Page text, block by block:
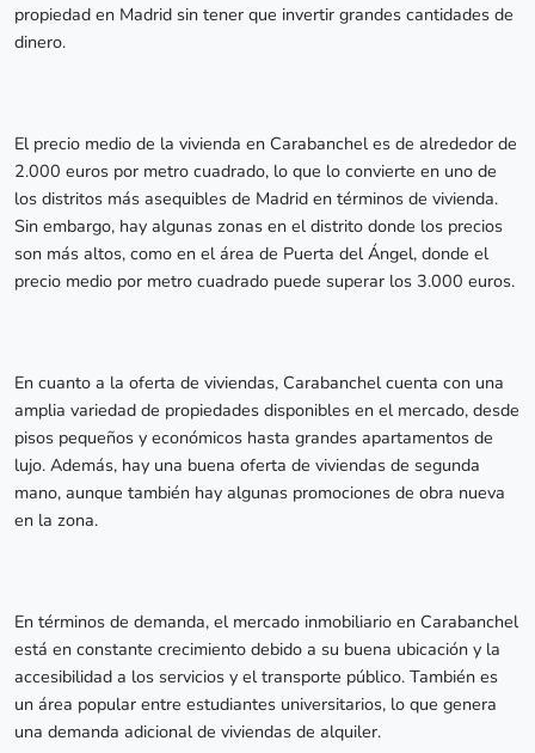
propiedad en Madrid sin tener que invertir grandes cantidades de
dinero.
El precio medio de la vivienda en Carabanchel es de alrededor de
2.000 euros por metro cuadrado, lo que lo convierte en uno de
los distritos más asequibles de Madrid en términos de vivienda.
Sin embargo, hay algunas zonas en el distrito donde los precios
son más altos, como en el área de Puerta del Ángel, donde el
precio medio por metro cuadrado puede superar los 3.000 euros.
En cuanto a la oferta de viviendas, Carabanchel cuenta con una
amplia variedad de propiedades disponibles en el mercado, desde
pisos pequeños y económicos hasta grandes apartamentos de
lujo. Además, hay una buena oferta de viviendas de segunda
mano, aunque también hay algunas promociones de obra nueva
en la zona.
En términos de demanda, el mercado inmobiliario en Carabanchel
está en constante crecimiento debido a su buena ubicación y la
accesibilidad a los servicios y el transporte público. También es
un área popular entre estudiantes universitarios, lo que genera
una demanda adicional de viviendas de alquiler.